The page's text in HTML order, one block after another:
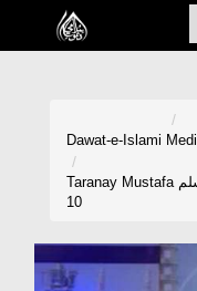
Home
Volunteer Portal
Dawat-e-Islami
Taranay Mustafa صلی اللہ تعالیٰ علیہ وآلہ وسلم Kay - Ep
10